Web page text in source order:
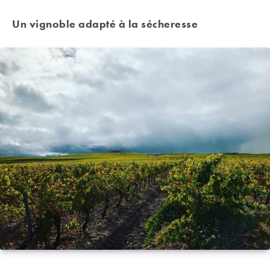
Un vignoble adapté à la sécheresse